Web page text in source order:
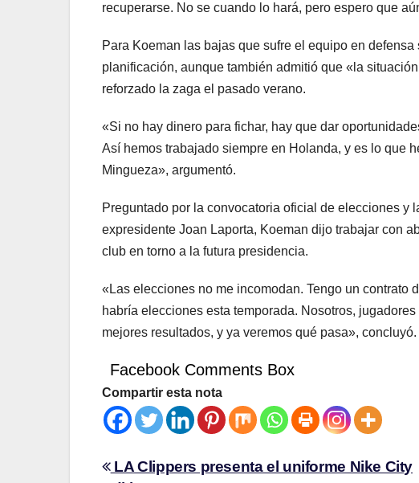
recuperarse. No se cuando lo hará, pero espero que
Para Koeman las bajas que sufre el equipo en
planificación, aunque también admitió que «la
reforzado la zaga el pasado verano.
«Si no hay dinero para fichar, hay que dar
Así hemos trabajado siempre en Holanda, y es lo que
Mingueza», argumentó.
Preguntado por la convocatoria oficial de elecciones y
expresidente Joan Laporta, Koeman dijo trabajar con
club en torno a la futura presidencia.
«Las elecciones no me incomodan. Tengo un contrato
habría elecciones esta temporada. Nosotros,
mejores resultados, y ya veremos qué pasa», concluyó.
Facebook Comments Box
Compartir esta nota
LA Clippers presenta el uniforme Nike City